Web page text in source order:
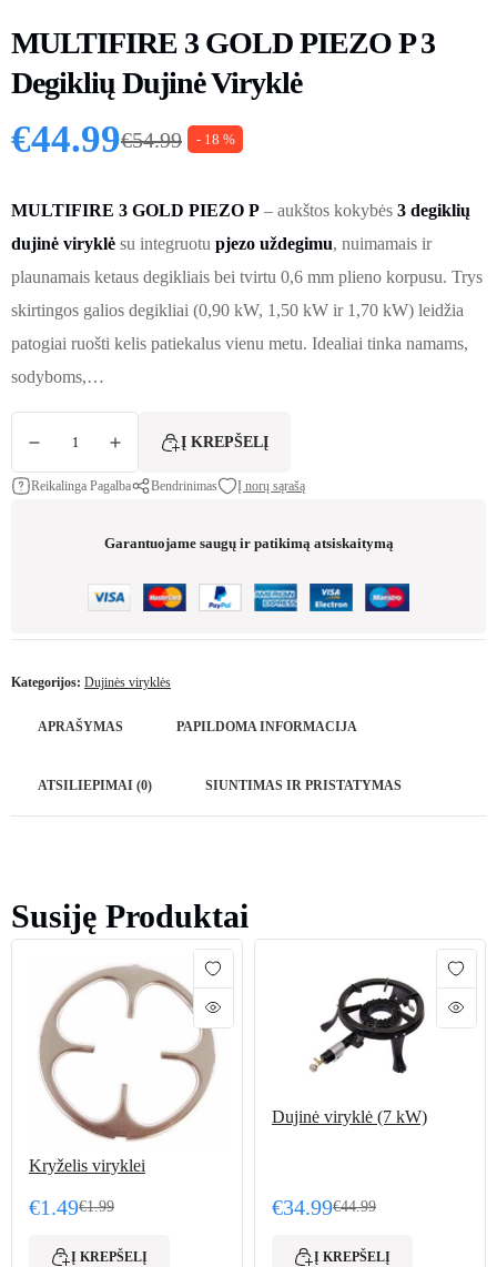
MULTIFIRE 3 GOLD PIEZO P 3
Degiklių Dujinė Viryklė
€54.99
Original price was: €54.99.
€44.99
Current price is: €44.99.
- 18 %
MULTIFIRE 3 GOLD PIEZO P – aukštos kokybės 3 degiklių
dujinė viryklė su integruotu pjezo uždegimu, nuimamais ir
plaunamais ketaus degikliais bei tvirtu 0,6 mm plieno korpusu. Trys
skirtingos galios degikliai (0,90 kW, 1,50 kW ir 1,70 kW) leidžia
patogiai ruošti kelis patiekalus vienu metu. Idealiai tinka namams,
sodyboms,…
Į KREPŠELĮ
Reikalinga Pagalba Bendrinimas Į norų sąrašą
Garantuojame saugų ir patikimą atsiskaitymą
Kategorijos: Dujinės viryklės
APRAŠYMAS PAPILDOMA INFORMACIJA
ATSILIEPIMAI (0) SIUNTIMAS IR PRISTATYMAS
Susiję Produktai
Kryželis viryklei
€1.99
Original price was: €1.99.
€1.49
Current price is: €1.49.
Į KREPŠELĮ
Dujinė viryklė (7 kW)
€44.99
Original price was:
€34.99
Current price is: €34.99.
Į KREPŠELĮ